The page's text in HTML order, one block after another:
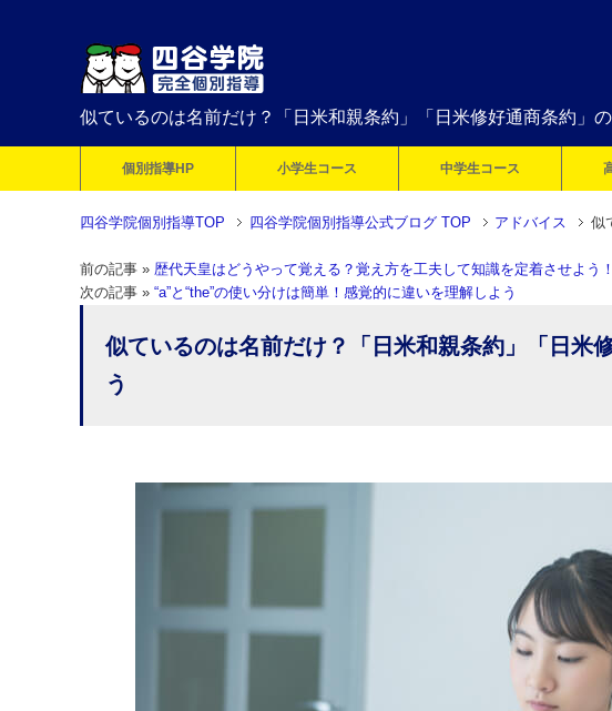
似ているのは名前だけ？「日米和親条約」「日米修好通商条約」
個別指導HP 小学生コース 中学生コース
四谷学院個別指導TOP 四谷学院個別指導公式ブログ TOP アドバイス 似
前の記事 » 歴代天皇はどうやって覚える？覚え方を工夫して知識を定着させよう！
次の記事 » “a”と“the”の使い分けは簡単！感覚的に違いを理解しよう
似ているのは名前だけ？「日米和親条約」「日米
う